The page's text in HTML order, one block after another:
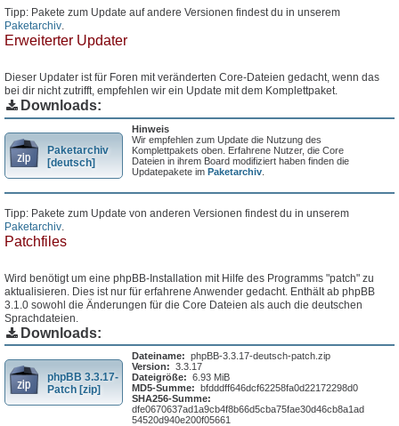
Tipp: Pakete zum Update auf andere Versionen findest du in unserem
Paketarchiv.
Erweiterter Updater
Dieser Updater ist für Foren mit veränderten Core-Dateien gedacht, wenn das
bei dir nicht zutrifft, empfehlen wir ein Update mit dem Komplettpaket.
Downloads:
Paketarchiv
[deutsch]
Hinweis
Wir empfehlen zum Update die Nutzung des
Komplettpakets oben. Erfahrene Nutzer, die Core
Dateien in ihrem Board modifiziert haben finden die
Updatepakete imPaketarchiv
Tipp: Pakete zum Update von anderen Versionen findest du in unserem
Paketarchiv
Patchfiles
Wird benötigt um eine phpBB-Installation mit Hilfe des Programms "patch" zu
aktualisieren. Dies ist nur für erfahrene Anwender gedacht. Enthält ab phpBB
3.1.0 sowohl die Änderungen für die Core Dateien als auch die deutschen
Sprachdateien.
Downloads:
phpBB 3.3.17-
Patch [zip]
Dateiname: phpBB-3.3.17-deutsch-patch.zip
Version: 3.3.17
Dateigröße: 6.93 MiB
MD5-Summe: bfdddff646dcf62258fa0d22172298d0
SHA256-Summe:
dfe0670637ad1a9cb4f8b66d5cba75fae30d46cb8a1ad
54520d940e200f05661